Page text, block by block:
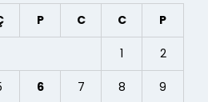
P C C P
1 2
6 7 8 9